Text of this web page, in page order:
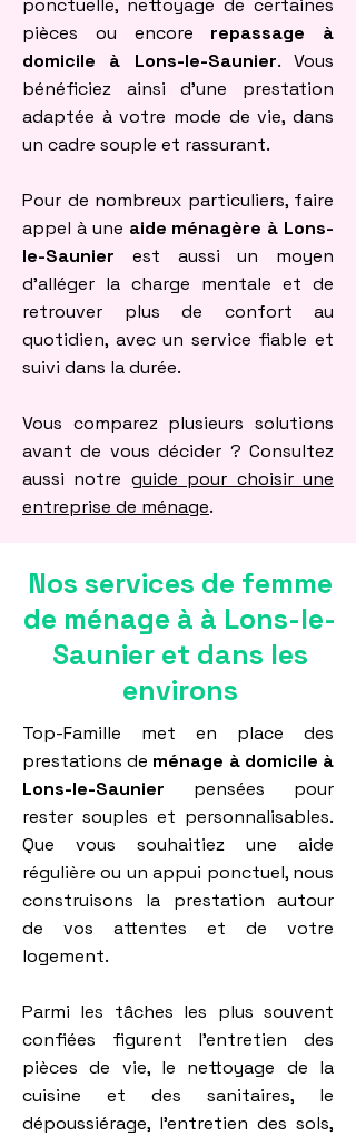
ponctuelle, nettoyage de certaines
pièces ou encore repassage à
domicile à Lons-le-Saunier. Vous
bénéficiez ainsi d’une prestation
adaptée à votre mode de vie, dans
un cadre souple et rassurant.
Pour de nombreux particuliers, faire
appel à une aide ménagère à Lons-
le-Saunier est aussi un moyen
d’alléger la charge mentale et de
retrouver plus de confort au
quotidien, avec un service fiable et
suivi dans la durée.
Vous comparez plusieurs solutions
avant de vous décider ? Consultez
aussi notre guide pour choisir une
entreprise de ménage.
Nos services de femme
de ménage à à Lons-le-
Saunier et dans les
environs
Top-Famille met en place des
prestations de ménage à domicile à
Lons-le-Saunier pensées pour
rester souples et personnalisables.
Que vous souhaitiez une aide
régulière ou un appui ponctuel, nous
construisons la prestation autour
de vos attentes et de votre
logement.
Parmi les tâches les plus souvent
confiées figurent l’entretien des
pièces de vie, le nettoyage de la
cuisine et des sanitaires, le
dépoussiérage, l’entretien des sols,